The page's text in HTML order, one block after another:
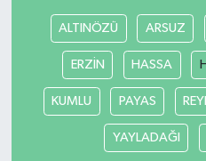
ALTINÖZÜ ARSUZ
ERZİN HASSA
KUMLU PAYAS
YAYLADAĞI
ÖZEL HABER
SAĞLIK
ŞİRKET HABERLERİ